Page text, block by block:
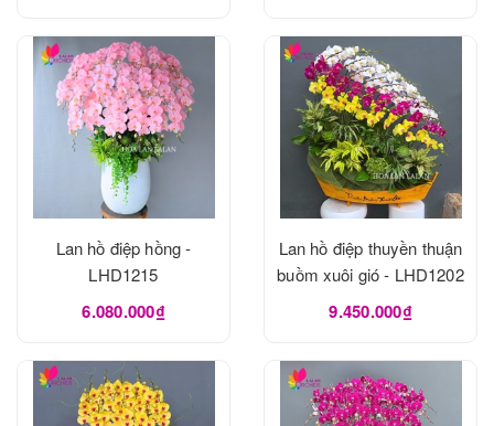
Lan hồ điệp hồng -
LHD1215
6.080.000₫
Lan hồ điệp thuyền thuận
buồm xuôi gió - LHD1202
9.450.000₫